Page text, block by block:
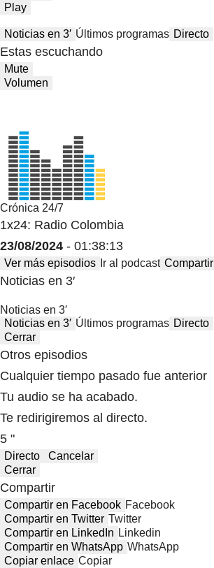
Play
Noticias en 3′ Últimos programas Directo
Estas escuchando
Mute
Volumen
Crónica 24/7
1x24: Radio Colombia
23/08/2024 - 01:38:13
Ver más episodios Ir al podcast Compartir
Noticias en 3′
Noticias en 3′
Noticias en 3′ Últimos programas Directo
Cerrar
Otros episodios
Cualquier tiempo pasado fue anterior
Tu audio se ha acabado.
Te redirigiremos al directo.
5 "
Directo
Cancelar
Cerrar
Compartir
Compartir en Facebook Facebook
Compartir en Twitter Twitter
Compartir en LinkedIn Linkedin
Compartir en WhatsApp WhatsApp
Copiar enlace Copiar